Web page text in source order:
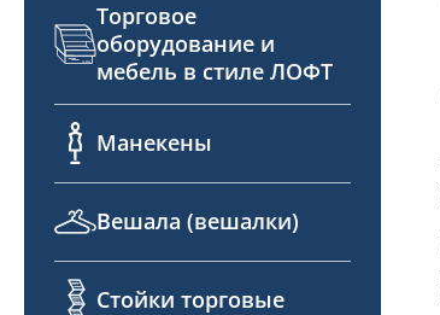
Торговое
оборудование и
мебель в стиле ЛОФТ
Манекены
Вешала (вешалки)
Стойки торговые